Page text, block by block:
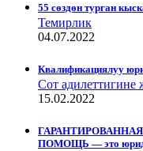
55 сөздөн турган
Темирлик
04.07.2022
Квалификациялуу
Сот адилеттигине
15.02.2022
ПОМОЩЬ — это